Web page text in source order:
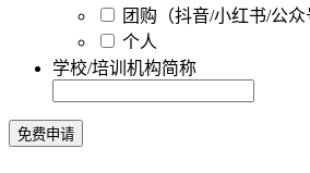
团购（抖音/小红书/公众
个人
学校/培训机构简称
免费申请